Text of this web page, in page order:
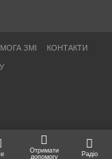
ЗМІ КОНТАКТИ
Отримати
допомогу
Радіо